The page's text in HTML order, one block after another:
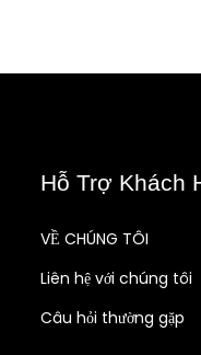
Hỗ Trợ Khách
VỀ CHÚNG TÔI
Liên hệ với chúng tôi
Câu hỏi thường gặp